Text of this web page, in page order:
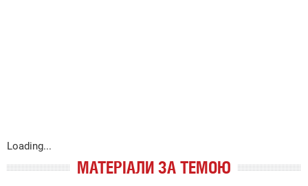
Loading...
МАТЕРІАЛИ ЗА ТЕМОЮ